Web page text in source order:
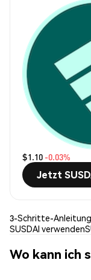
$1.10 -0.03%
Jetzt
3-Schritte-Anleitung
SUSDAI verwenden
Wo kann ich